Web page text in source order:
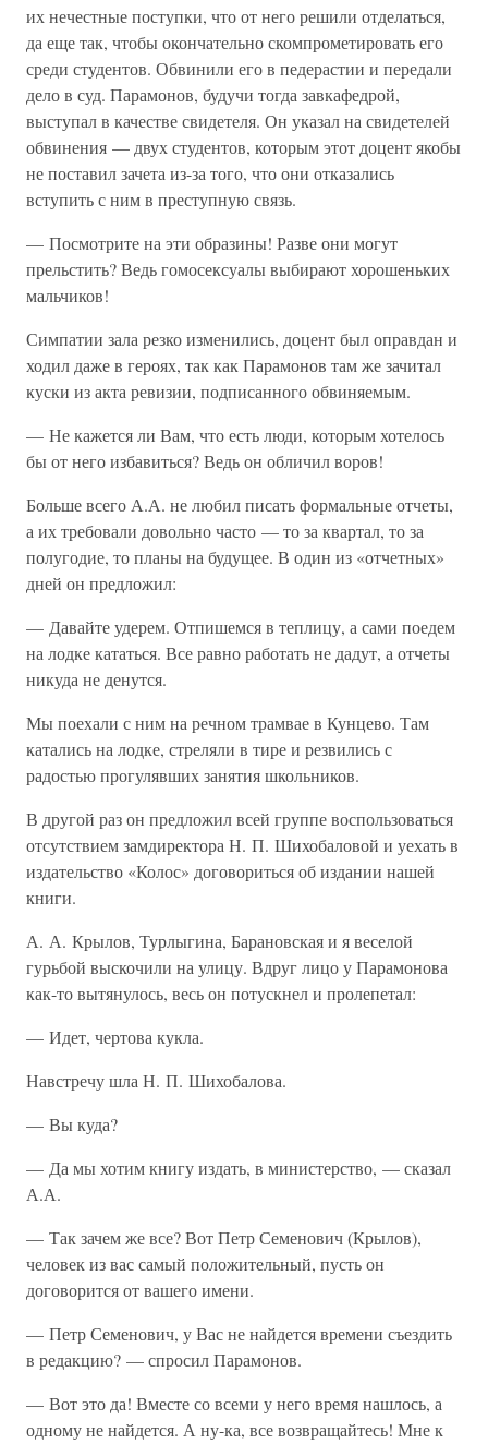
их нечестные поступки, что от него решили отделаться,
да еще так, чтобы окончательно скомпрометировать его
среди студентов. Обвинили его в педерастии и передали
дело в суд. Парамонов, будучи тогда завкафедрой,
выступал в качестве свидетеля. Он указал на свидетелей
обвинения — двух студентов, которым этот доцент якобы
не поставил зачета из-за того, что они отказались
вступить с ним в преступную связь.
— Посмотрите на эти образины! Разве они могут
прельстить? Ведь гомосексуалы выбирают хорошеньких
мальчиков!
Симпатии зала резко изменились, доцент был оправдан и
ходил даже в героях, так как Парамонов там же зачитал
куски из акта ревизии, подписанного обвиняемым.
— Не кажется ли Вам, что есть люди, которым хотелось
бы от него избавиться? Ведь он обличил воров!
Больше всего А.А. не любил писать формальные отчеты,
а их требовали довольно часто — то за квартал, то за
полугодие, то планы на будущее. В один из «отчетных»
дней он предложил:
— Давайте удерем. Отпишемся в теплицу, а сами поедем
на лодке кататься. Все равно работать не дадут, а отчеты
никуда не денутся.
Мы поехали с ним на речном трамвае в Кунцево. Там
катались на лодке, стреляли в тире и резвились с
радостью прогулявших занятия школьников.
В другой раз он предложил всей группе воспользоваться
отсутствием замдиректора Н. П. Шихобаловой и уехать в
издательство «Колос» договориться об издании нашей
книги.
А. А. Крылов, Турлыгина, Барановская и я веселой
гурьбой выскочили на улицу. Вдруг лицо у Парамонова
как-то вытянулось, весь он потускнел и пролепетал:
— Идет, чертова кукла.
Навстречу шла Н. П. Шихобалова.
— Вы куда?
— Да мы хотим книгу издать, в министерство, — сказал
А.А.
— Так зачем же все? Вот Петр Семенович (Крылов),
человек из вас самый положительный, пусть он
договорится от вашего имени.
— Петр Семенович, у Вас не найдется времени съездить
в редакцию? — спросил Парамонов.
— Вот это да! Вместе со всеми у него время нашлось, а
одному не найдется. А ну-ка, все возвращайтесь! Мне к